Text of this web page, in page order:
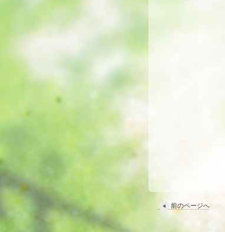
前のページへ